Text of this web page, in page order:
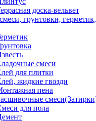
доска-вельвет
грунтовки,
смеси
для плитки
жидкие гвозди
пена
для пола